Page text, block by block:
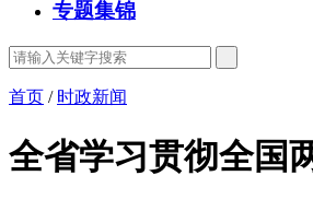
专题集锦
首页 / 时政新闻
全省学习贯彻全国